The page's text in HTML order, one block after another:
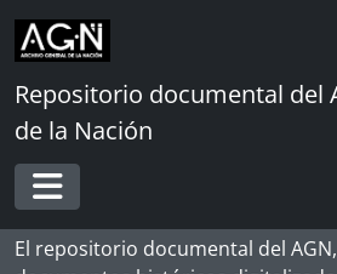
Skip to main content
Repositorio documental del
de la Nación
Toggle navigation
El repositorio documental del